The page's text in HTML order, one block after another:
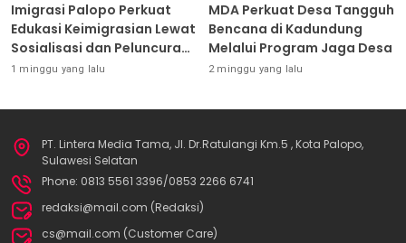
Imigrasi Palopo Perkuat
Edukasi Keimigrasian Lewat
Sosialisasi dan Peluncuran
Inovasi Chatbot “IT CHIKA”
1 minggu yang lalu
MDA Perkuat Desa Tangguh
Bencana di Kadundung
Melalui Program Jaga Desa
2 minggu yang lalu
PT. Lintera Media Tama, Jl. Dr.Ratulangi Km.5 , Kota Palopo,
Sulawesi Selatan
Phone: 0813 5561 3396/0853 2266 6741
redaksi@mail.com (Redaksi)
cs@mail.com (Customer Care)